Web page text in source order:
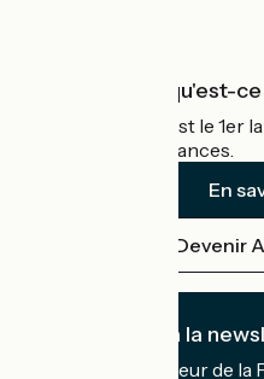
Accueil Vélo qu'est-
Accueil Vélo c'est le 1er
cyclistes en vacances.
En
Devenir
Je m'abonne à la
Recevez le meilleur de